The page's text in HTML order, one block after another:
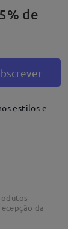
de
estilos e
da